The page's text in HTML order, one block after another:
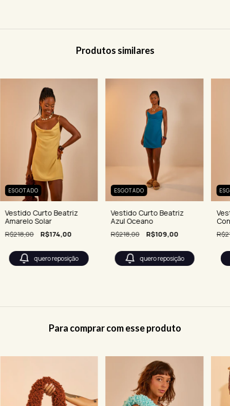
Produtos similares
ESGOTADO
Vestido Curto Beatriz
Amarelo Solar
R$218,00 R$174,00
quero reposição
ESGOTADO
Vestido Curto Beatriz
Azul Oceano
R$218,00 R$109,00
quero reposição
Para comprar com esse produto